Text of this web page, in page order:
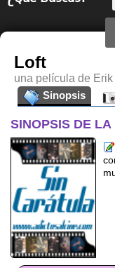
Loft
una película de
Sinopsis
SINOPSIS DE